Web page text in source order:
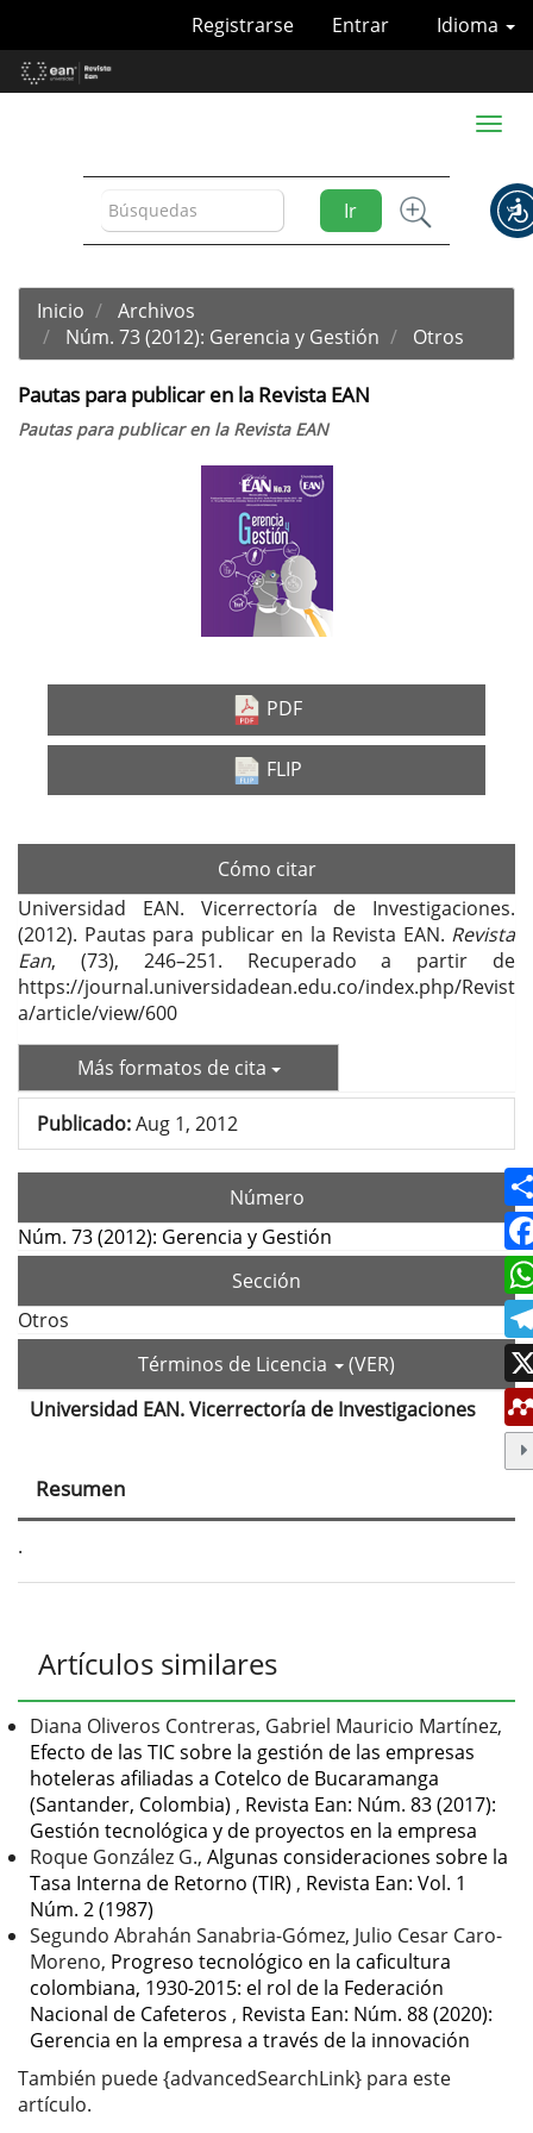
Contenido
principal
Idioma
Registrarse Entrar
Ir
Toggle
Inicio
Archivos
Núm. 73 (2012): Gerencia y Gestión
Otros
Pautas para publicar en la Revista EAN
Pautas para publicar en la Revista EAN
PDF
FLIP
Cómo citar
Universidad EAN. Vicerrectoría de Investigaciones.
(2012). Pautas para publicar en la Revista EAN. Revista
Ean, (73), 246–251. Recuperado a partir de
https://journal.universidadean.edu.co/index.php/Revist
a/article/view/600
Más formatos de cita
Publicado:Aug 1, 2012
Número
Núm. 73 (2012): Gerencia y Gestión
Sección
Otros
Términos de Licencia
(VER)
Contenido
principal
del
Universidad EAN. Vicerrectoría de Investigaciones
Resumen
.
Detalles
del
artículo
Artículos similares
Diana Oliveros Contreras, Gabriel Mauricio Martínez,
Efecto de las TIC sobre la gestión de las empresas
hoteleras afiliadas a Cotelco de Bucaramanga
(Santander, Colombia) , Revista Ean: Núm. 83 (2017):
Gestión tecnológica y de proyectos en la empresa
Roque González G., Algunas consideraciones sobre la
Tasa Interna de Retorno (TIR) , Revista Ean: Vol. 1
Núm. 2 (1987)
Segundo Abrahán Sanabria-Gómez, Julio Cesar Caro-
Moreno, Progreso tecnológico en la caficultura
colombiana, 1930-2015: el rol de la Federación
Nacional de Cafeteros , Revista Ean: Núm. 88 (2020):
Gerencia en la empresa a través de la innovación
También puede {advancedSearchLink} para este
artículo.